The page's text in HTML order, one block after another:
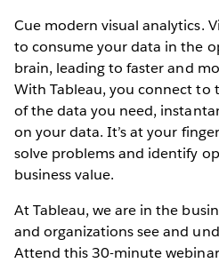
Cue modern visual analytics.
to consume your data in the
brain, leading to faster and
With Tableau, you connect to
of the data you need,
on your data. It’s at your
solve problems and identify
business value.
At Tableau, we are in the
and organizations see and
Attend this 30-minute